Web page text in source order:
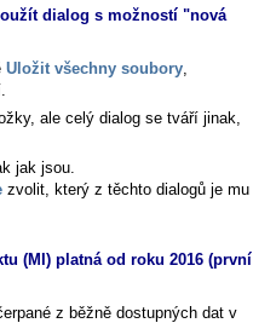
dialog s možností "nová
Uložit všechny soubory
ale celý dialog se tváří jinak,
jak jsou.
zvolit, který z těchto dialogů je mu
(MI) platná od roku 2016 (první
z běžně dostupných dat v